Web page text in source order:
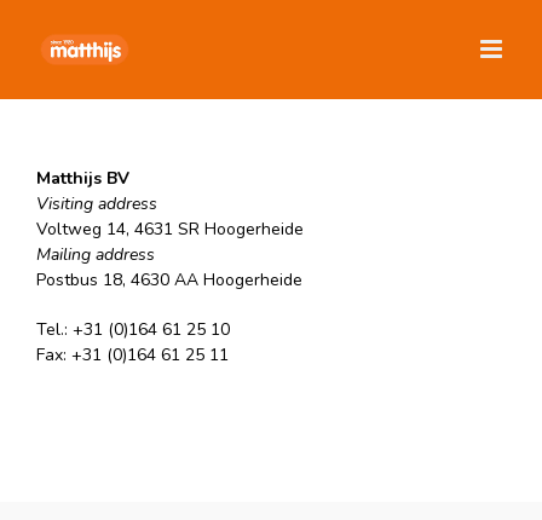
inhoud
Matthijs BV
Visiting address
Voltweg 14, 4631 SR Hoogerheide
Mailing address
Postbus 18, 4630 AA Hoogerheide
Tel.: +31 (0)164 61 25 10
Fax: +31 (0)164 61 25 11